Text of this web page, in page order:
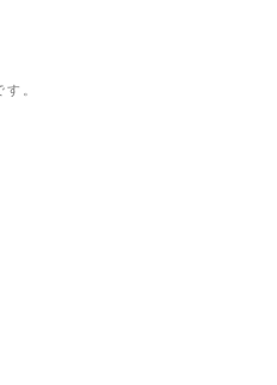
。